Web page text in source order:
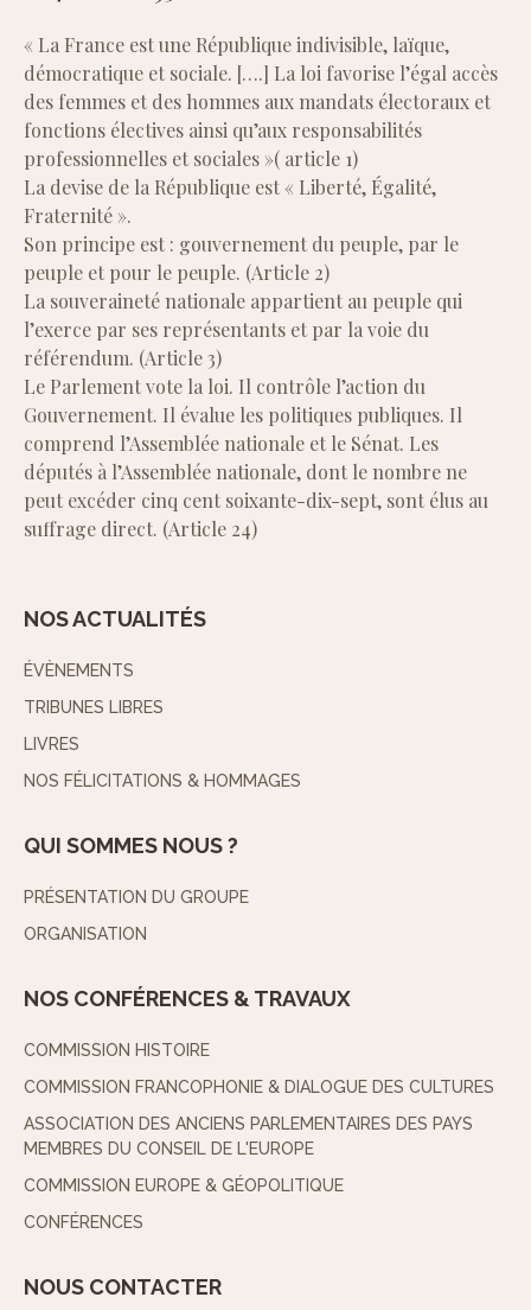
« La France est une République indivisible, laïque,
démocratique et sociale. [….] La loi favorise l’égal accès
des femmes et des hommes aux mandats électoraux et
fonctions électives ainsi qu’aux responsabilités
professionnelles et sociales »( article 1)
La devise de la République est « Liberté, Égalité,
Fraternité ».
Son principe est : gouvernement du peuple, par le
peuple et pour le peuple. (Article 2)
La souveraineté nationale appartient au peuple qui
l’exerce par ses représentants et par la voie du
référendum. (Article 3)
Le Parlement vote la loi. Il contrôle l’action du
Gouvernement. Il évalue les politiques publiques. Il
comprend l’Assemblée nationale et le Sénat. Les
députés à l’Assemblée nationale, dont le nombre ne
peut excéder cinq cent soixante-dix-sept, sont élus au
suffrage direct. (Article 24)
NOS ACTUALITÉS
ÉVÈNEMENTS
TRIBUNES LIBRES
LIVRES
NOS FÉLICITATIONS & HOMMAGES
QUI SOMMES NOUS ?
PRÉSENTATION DU GROUPE
ORGANISATION
NOS CONFÉRENCES & TRAVAUX
COMMISSION HISTOIRE
COMMISSION FRANCOPHONIE & DIALOGUE DES CULTURES
ASSOCIATION DES ANCIENS PARLEMENTAIRES DES PAYS
MEMBRES DU CONSEIL DE L'EUROPE
COMMISSION EUROPE & GÉOPOLITIQUE
CONFÉRENCES
NOUS CONTACTER